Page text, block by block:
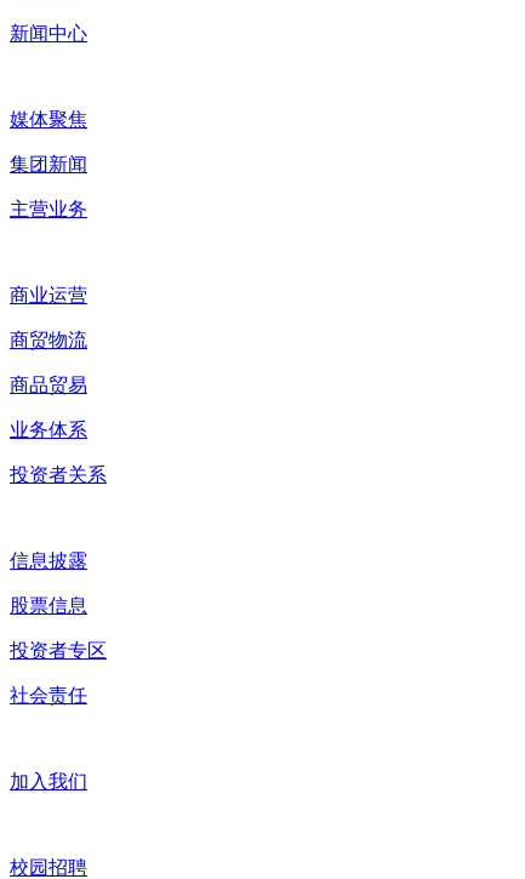
新闻中心
媒体聚焦
集团新闻
主营业务
商业运营
商贸物流
商品贸易
业务体系
投资者关系
信息披露
股票信息
投资者专区
社会责任
加入我们
校园招聘